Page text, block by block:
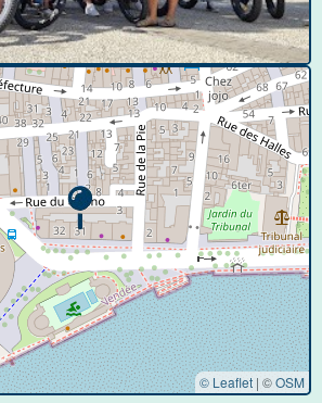
© Leaflet | ©OSM